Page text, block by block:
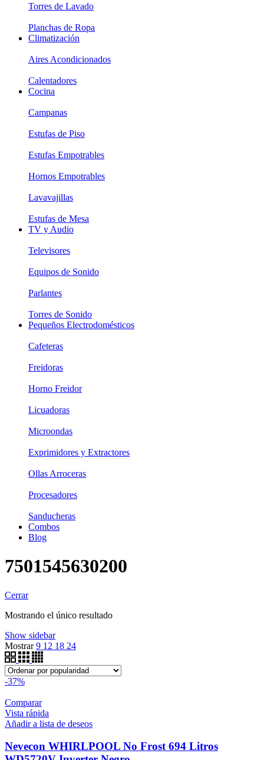
Torres de Lavado
Planchas de Ropa
Climatización
Aires Acondicionados
Calentadores
Cocina
Campanas
Estufas de Piso
Estufas Empotrables
Hornos Empotrables
Lavavajillas
Estufas de Mesa
TV y Audio
Televisores
Equipos de Sonido
Parlantes
Torres de Sonido
Pequeños Electrodomésticos
Cafeteras
Freidoras
Horno Freidor
Licuadoras
Microondas
Exprimidores y Extractores
Ollas Arroceras
Procesadores
Sanducheras
Combos
Blog
7501545630200
Cerrar
Mostrando el único resultado
Show sidebar
Mostrar9 12 18 24
-37%
Comparar
Vista rápida
Añadir a lista de deseos
Nevecon WHIRLPOOL No Frost 694 Litros